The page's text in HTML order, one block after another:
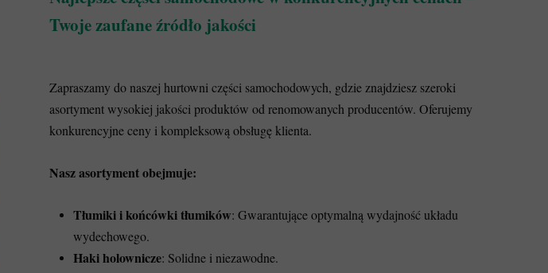
Zapraszamy do naszej hurtowni części samochodowych, gdzie znajdziesz szeroki
asortyment wysokiej jakości produktów od renomowanych producentów. Oferujemy
konkurencyjne ceny i kompleksową obsługę klienta.
Nasz asortyment obejmuje:
Tłumiki i końcówki tłumików: Gwarantujące optymalną wydajność układu
wydechowego.
Haki holownicze: Solidne i niezawodne.
Twoje zaufane źródło jakości